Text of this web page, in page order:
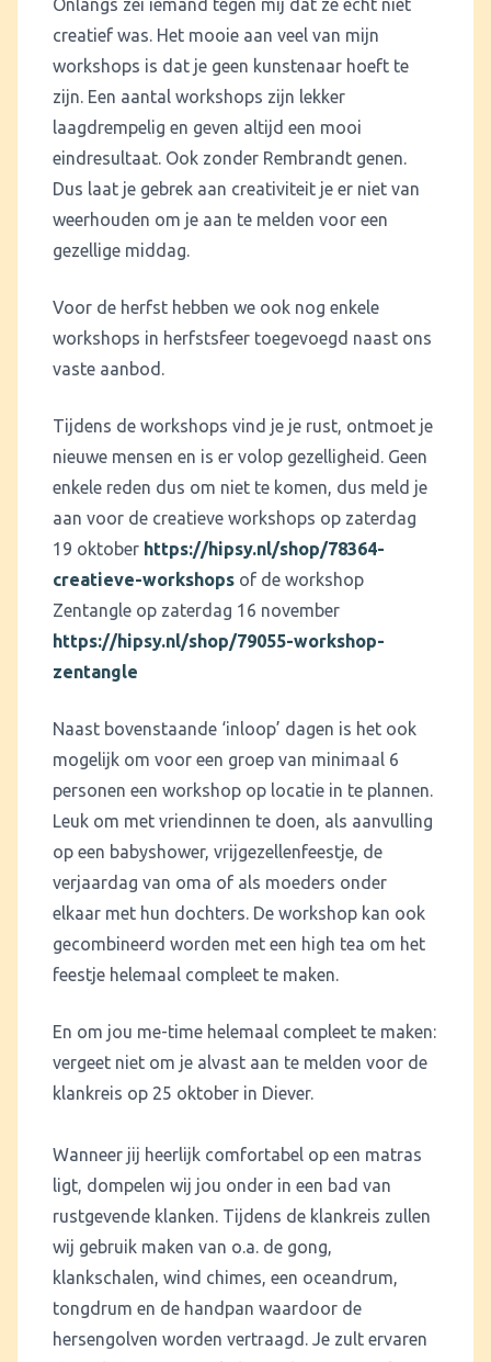
Onlangs zei iemand tegen mij dat ze echt niet
creatief was. Het mooie aan veel van mijn
workshops is dat je geen kunstenaar hoeft te
zijn. Een aantal workshops zijn lekker
laagdrempelig en geven altijd een mooi
eindresultaat. Ook zonder Rembrandt genen.
Dus laat je gebrek aan creativiteit je er niet van
weerhouden om je aan te melden voor een
gezellige middag.
Voor de herfst hebben we ook nog enkele
workshops in herfstsfeer toegevoegd naast ons
vaste aanbod.
Tijdens de workshops vind je je rust, ontmoet je
nieuwe mensen en is er volop gezelligheid. Geen
enkele reden dus om niet te komen, dus meld je
aan voor de creatieve workshops op zaterdag
19 oktober https://hipsy.nl/shop/78364-
creatieve-workshops of de workshop
Zentangle op zaterdag 16 november
https://hipsy.nl/shop/79055-workshop-
zentangle
Naast bovenstaande ‘inloop’ dagen is het ook
mogelijk om voor een groep van minimaal 6
personen een workshop op locatie in te plannen.
Leuk om met vriendinnen te doen, als aanvulling
op een babyshower, vrijgezellenfeestje, de
verjaardag van oma of als moeders onder
elkaar met hun dochters. De workshop kan ook
gecombineerd worden met een high tea om het
feestje helemaal compleet te maken.
En om jou me-time helemaal compleet te maken:
vergeet niet om je alvast aan te melden voor de
klankreis op 25 oktober in Diever.
Wanneer jij heerlijk comfortabel op een matras
ligt, dompelen wij jou onder in een bad van
rustgevende klanken. Tijdens de klankreis zullen
wij gebruik maken van o.a. de gong,
klankschalen, wind chimes, een oceandrum,
tongdrum en de handpan waardoor de
hersengolven worden vertraagd. Je zult ervaren